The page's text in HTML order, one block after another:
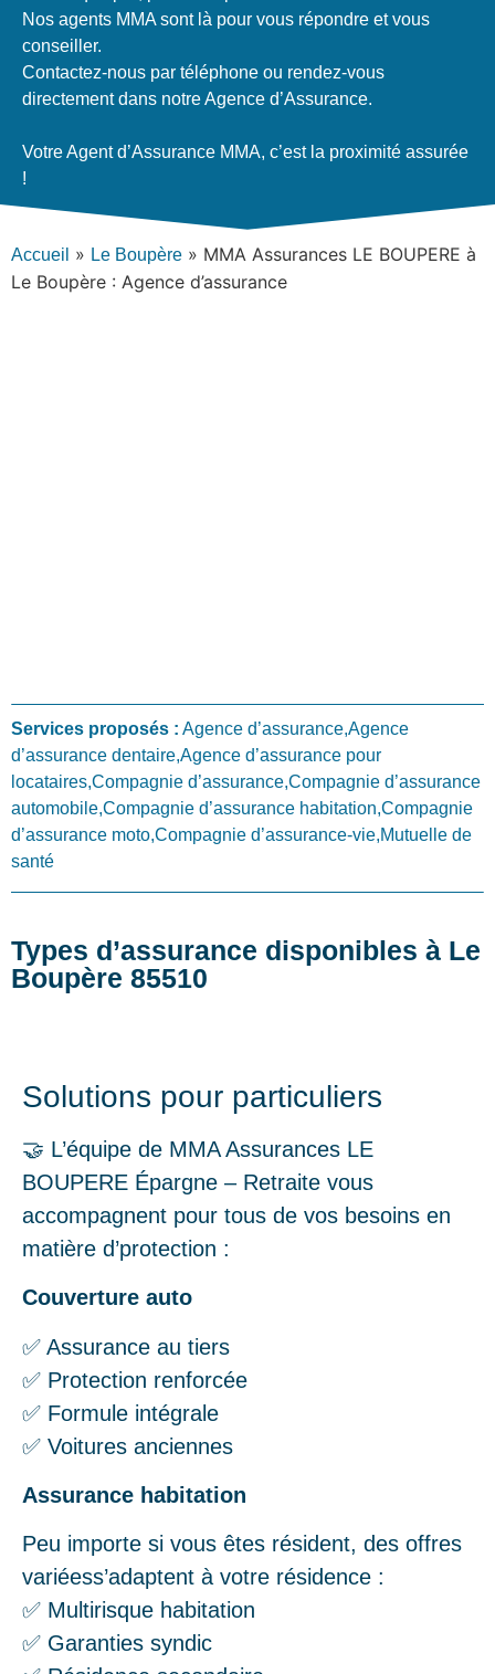
Nos agents MMA sont là pour vous répondre et vous
conseiller.
Contactez-nous par téléphone ou rendez-vous
directement dans notre Agence d’Assurance.
Votre Agent d’Assurance MMA, c’est la proximité assurée
!
Accueil » Le Boupère » MMA Assurances LE BOUPERE à
Le Boupère : Agence d’assurance
Services proposés : Agence d’assurance,Agence
d’assurance dentaire,Agence d’assurance pour
locataires,Compagnie d’assurance,Compagnie d’assurance
automobile,Compagnie d’assurance habitation,Compagnie
d’assurance moto,Compagnie d’assurance-vie,Mutuelle de
santé
Types d’assurance disponibles à Le
Boupère 85510
Solutions pour particuliers
🤝 L’équipe de MMA Assurances LE
BOUPERE Épargne – Retraite vous
accompagnent pour tous de vos besoins en
matière d’protection :
Couverture auto
✅ Assurance au tiers
✅ Protection renforcée
✅ Formule intégrale
✅ Voitures anciennes
Assurance habitation
Peu importe si vous êtes résident, des offres
variéess’adaptent à votre résidence :
✅ Multirisque habitation
✅ Garanties syndic